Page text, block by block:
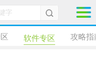
软件专区 攻略指